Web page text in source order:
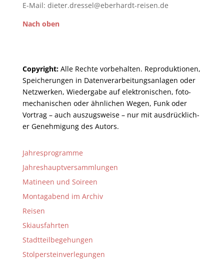
E-Mail: dieter.dressel@eberhardt-reisen.de
Nach oben
Copyright:Alle Rechte vor­be­halt­en. Re­pro­duktionen,
Spei­cher­ungen in Daten­ver­arbeitungs­anlag­en oder
Netz­werken, Wieder­gabe auf elektro­nisch­en, foto­
mech­anisch­en oder ähnlich­en Wegen, Funk oder
Vor­trag – auch aus­zugs­weise – nur mit aus­drück­lich­
er Genehm­ig­ung des Autors.
Jahresprogramme
Jahreshauptversammlungen
Matineen und Soireen
Montagabend im Archiv
Reisen
Skiausfahrten
Stadtteilbegehungen
Stolpersteinverlegungen